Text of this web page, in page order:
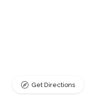
Get Directions